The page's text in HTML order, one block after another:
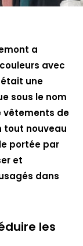
a
avec
était une
sous le nom
vêtements de
tout nouveau
portée par
et
dans
les